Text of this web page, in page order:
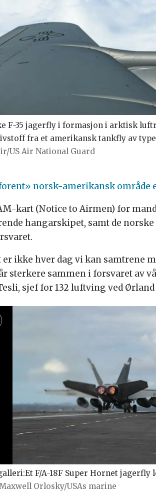
F-35 jagerfly i formasjon i arktisk
fra et amerikansk tankfly av
US Air National Guard
norsk-amerikansk område
kart (Notice to Airmen) for
hangarskipet, samt de
er ikke hver dag vi kan samtrene
sterkere sammen i forsvaret av
sjef for 132 luftving ved
F/A-18F Super Hornet jagerfly letter fra USS Gerald R. Ford
Orlosky/USAs marine